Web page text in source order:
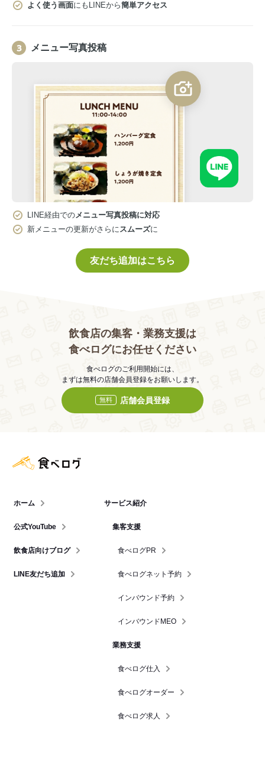
よく使う画面にもLINEから簡単アクセス
メニュー写真投稿
LINE経由でのメニュー写真投稿に対応
新メニューの更新がさらにスムーズに
友だち追加はこちら
飲食店の集客・業務支援は
食べログにお任せください
食べログのご利用開始には、
まずは無料の店舗会員登録をお願いします。
無料 店舗会員登録
ホーム
公式YouTube
飲食店向けブログ
LINE友だち追加
サービス紹介
集客支援
食べログPR
食べログネット予約
インバウンド予約
インバウンドMEO
業務支援
食べログ仕入
食べログオーダー
食べログ求人